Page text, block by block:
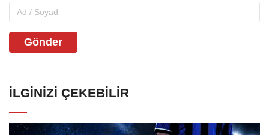
Gönder
İLGINIZI ÇEKEBILIR